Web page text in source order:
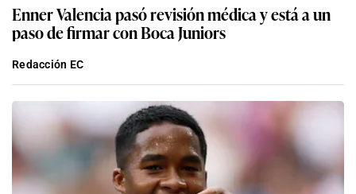
Enner Valencia pasó revisión médica y está a un
paso de firmar con Boca Juniors
Redacción EC